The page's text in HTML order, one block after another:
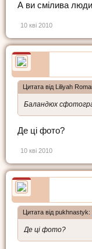
А ви смілива
10 кві 2010
Цитата від Liliyah
Баландюх
Де ці фото?
10 кві 2010
Цитата від pukhnastyk:
Де ці фото?